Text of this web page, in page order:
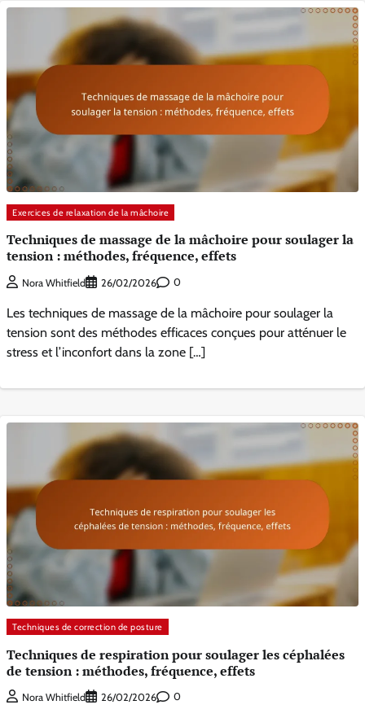
Exercices de relaxation de la mâchoire
Techniques de massage de la mâchoire pour soulager la
tension : méthodes, fréquence, effets
Nora Whitfield 26/02/2026 0
Les techniques de massage de la mâchoire pour soulager la
tension sont des méthodes efficaces conçues pour atténuer le
stress et l’inconfort dans la zone […]
Techniques de correction de posture
Techniques de respiration pour soulager les céphalées
de tension : méthodes, fréquence, effets
Nora Whitfield 26/02/2026 0